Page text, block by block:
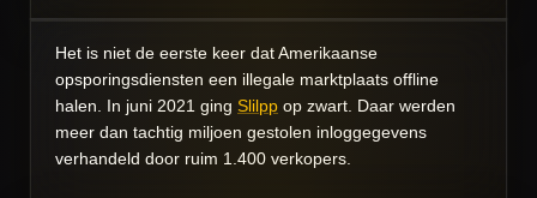
Het is niet de eerste keer dat Amerikaanse
opsporingsdiensten een illegale marktplaats offline
halen. In juni 2021 ging Slilpp op zwart. Daar werden
meer dan tachtig miljoen gestolen inloggegevens
verhandeld door ruim 1.400 verkopers.